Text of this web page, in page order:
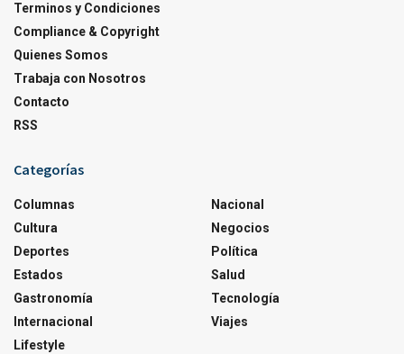
Terminos y Condiciones
Compliance & Copyright
Quienes Somos
Trabaja con Nosotros
Contacto
RSS
Categorías
Columnas
Cultura
Deportes
Estados
Gastronomía
Internacional
Lifestyle
Nacional
Negocios
Política
Salud
Tecnología
Viajes